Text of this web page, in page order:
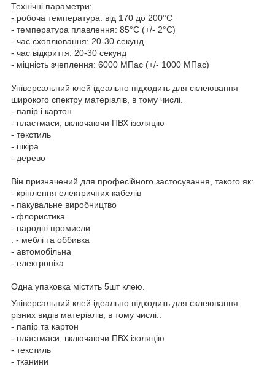
Технічні параметри:
- робоча температура: від 170 до 200°С
- температура плавлення: 85°C (+/- 2°C)
- час схоплювання: 20-30 секунд
- час відкриття: 20-30 секунд
- міцність зчеплення: 6000 МПас (+/- 1000 МПас)
Універсальний клей ідеально підходить для склеювання
широкого спектру матеріалів, в тому числі.
- папір і картон
- пластмаси, включаючи ПВХ ізоляцію
- текстиль
- шкіра
- дерево
Він призначений для професійного застосування, такого як:
- кріплення електричних кабелів
- пакувальне виробництво
- флористика
- народні промисли
. - меблі та оббивка
- автомобільна
- електроніка
Одна упаковка містить 5шт клею.
Універсальний клей ідеально підходить для склеювання
різних видів матеріалів, в тому числі.:
- папір та картон
- пластмаси, включаючи ПВХ ізоляцію
- текстиль
- тканини